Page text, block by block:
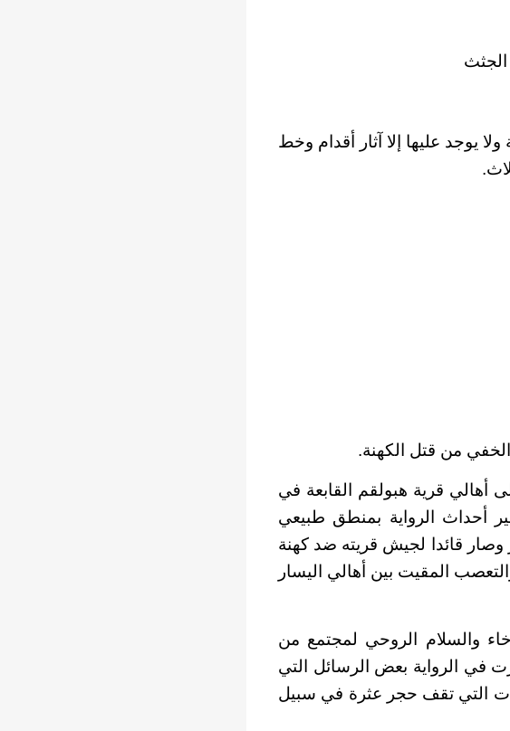
يوجد عليها إلا آثار أقدام وخط
من قتل الكهنة.
أهالي قرية هبولقم القابعة في
أحداث الرواية بمنطق طبيعي
قائدا لجيش قريته ضد كهنة
المقيت بين أهالي اليسار
والسلام الروحي لمجتمع من
في الرواية بعض الرسائل التي
التي تقف حجر عثرة في سبيل